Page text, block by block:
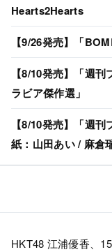
Hearts2Hearts
【9/26発売】「
【8/10発売】「週
ラビア傑作選」
【8/10発売】「週
紙：山田あい / 麻倉
HKT48 江浦優香、